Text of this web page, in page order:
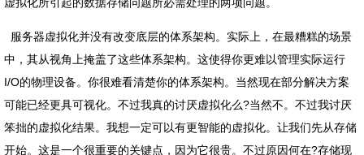
服务器虚拟化并没有改变底层的体系架构。实际上，在最糟糕的场景
中，其从视角上掩盖了这些体系架构。这使得你更难以管理实际运行
I/O的物理设备。你很难看清楚你的体系架构。当然现在部分解决方案
可能已经更具可视化。不过我真的讨厌虚拟化么?当然不。不过我讨厌
笨拙的虚拟化结果。我想一定可以有更智能的虚拟化。让我们先从存储
开始。这是一个很重要的关键点，因为它很贵。不过原因何在?存储现